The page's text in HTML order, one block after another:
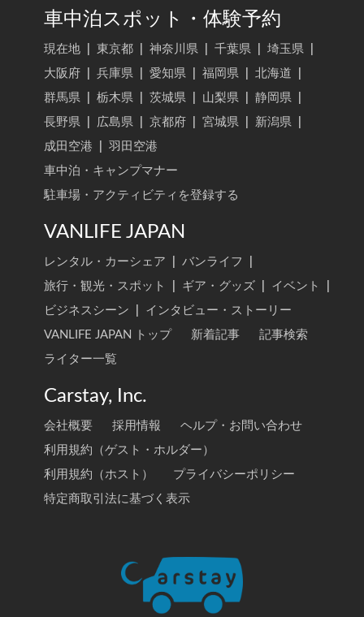
車中泊スポット・体験予約
現在地 東京都 神奈川県 千葉県 埼玉県
大阪府
兵庫県 愛知県 福岡県 北海道
群馬県
栃木県 茨城県 山梨県 静岡県
長野県
広島県 京都府 宮城県 新潟県
成田空港
羽田空港
車中泊・キャンプマナー
駐車場・アクティビティを登録する
VANLIFE JAPAN
レンタル・カーシェア バンライフ
旅行・観光・スポット
ギア・グッズ イベント
ビジネスシーン
インタビュー・ストーリー
VANLIFE JAPAN トップ
新着記事
記事検索
ライター一覧
Carstay, Inc.
会社概要 採用情報
ヘルプ・お問い合わせ
利用規約（ゲスト・ホルダー）
利用規約（ホスト）
プライバシーポリシー
特定商取引法に基づく表示